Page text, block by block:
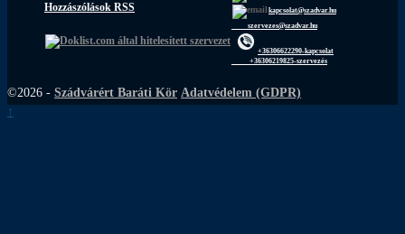
Hozzászólások RSS
kapcsolat@szadvar.hu
szervezes@szadvar.hu
+36306622290-kapcsolat
+36306219825-szervezés
©2026 - Szádvárért Baráti Kör Adatvédelem (GDPR)
↑